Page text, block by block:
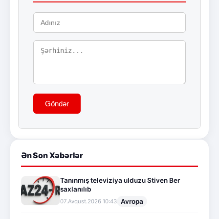
Göndər
Ən Son Xəbərlər
Tanınmış televiziya ulduzu Stiven Ber
saxlanılıb
07.Avqust.2026 10:43 Avropa